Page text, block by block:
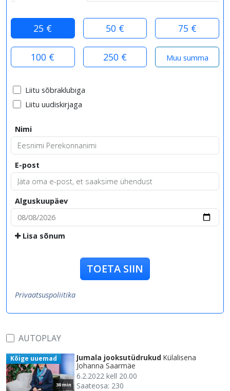
25 € 50 € 75 €
100 € 250 €
Liitu sõbraklubiga
Liitu uudiskirjaga
Nimi
E-post
Alguskuupäev
Lisa sõnum
TOETA SIIN
Privaatsuspoliitika
AUTOPLAY
30 min
Kõige uuemad Jumala jooksutüdrukud Külalisena
Johanna Saarmäe
6.2.2022 kell 20.00
Saateosa: 230